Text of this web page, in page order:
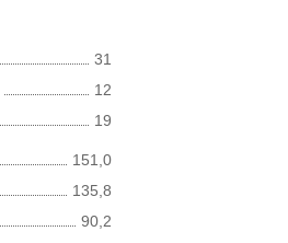
31
12
19
151,0
135,8
90,2